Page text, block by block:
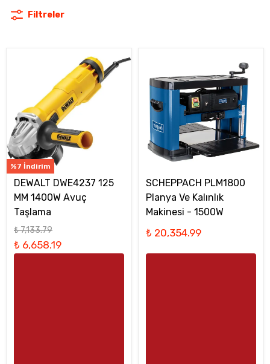
Filtreler
%7 İndirim
DEWALT DWE4237 125
MM 1400W Avuç
Taşlama
₺ 7,133.79
₺ 6,658.19
SCHEPPACH PLM1800
Planya Ve Kalınlık
Makinesi - 1500W
₺ 20,354.99